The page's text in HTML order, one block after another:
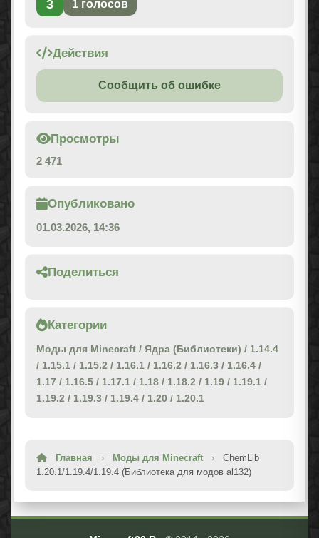
3 1 голосов
Действия
Сообщить об ошибке
Просмотры
2 471
Опубликовано
01.03.2026, 14:36
Поделиться
Категории
Моды для Minecraft / Ядра (Библиотеки) / 1.14.4
/ 1.15.1 / 1.15.2 / 1.16.1 / 1.16.2 / 1.16.3 / 1.16.4 /
1.17 / 1.16.5 / 1.17.1 / 1.18 / 1.18.2 / 1.19 / 1.19.1 /
1.19.2 / 1.19.3 / 1.19.4 / 1.20 / 1.20.1
Главная › Моды для Minecraft ›
ChemLib
1.20.1/1.19.4/1.19.4 (Библиотека для модов al132)